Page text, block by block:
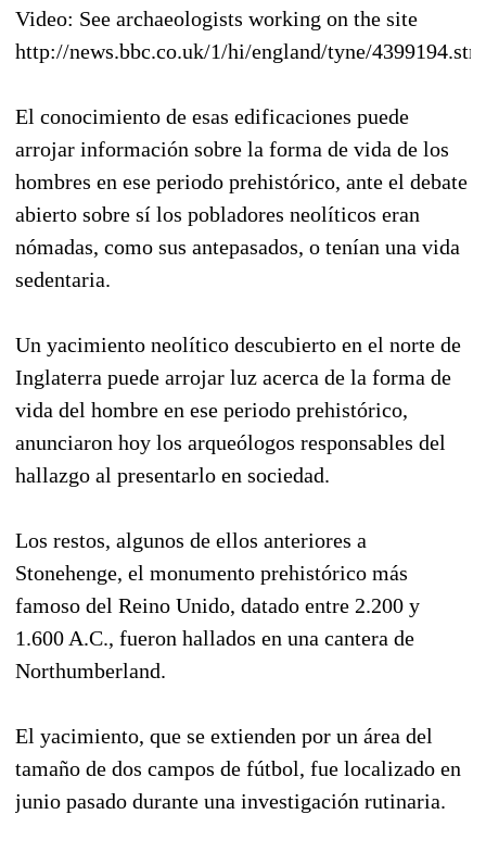
Video: See archaeologists working on the site
http://news.bbc.co.uk/1/hi/england/tyne/
El conocimiento de esas edificaciones puede
arrojar información sobre la forma de vida de los
hombres en ese periodo prehistórico, ante el debate
abierto sobre sí los pobladores neolíticos eran
nómadas, como sus antepasados, o tenían una vida
sedentaria.
Un yacimiento neolítico descubierto en el norte de
Inglaterra puede arrojar luz acerca de la forma de
vida del hombre en ese periodo prehistórico,
anunciaron hoy los arqueólogos responsables del
hallazgo al presentarlo en sociedad.
Los restos, algunos de ellos anteriores a
Stonehenge, el monumento prehistórico más
famoso del Reino Unido, datado entre 2.200 y
1.600 A.C., fueron hallados en una cantera de
Northumberland.
El yacimiento, que se extienden por un área del
tamaño de dos campos de fútbol, fue localizado en
junio pasado durante una investigación rutinaria.